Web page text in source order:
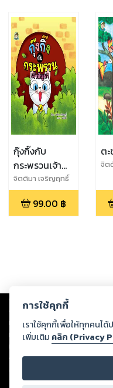
กุ๊งกิ๊งกับ
กระพรวนเจ้า
ปัญหา
จิตติมา เจริญฤทธิ์
99.00 ฿
ต
จิต
Copyright © 2026
ต่อผลงานหรือเนื้อหาใดที่อัปโหลด
ทรัพย์สินทางปัญญาของบุคคลอื่น
ทุกท่านโปรดใช้วิจารณญาณในกา
หนึ่งส่วนใดขัดต่อกฎหมายและศีล
ดำเนินการในทันที ทั้งนี้ ทางสต
ลิขสิทธิ์ พ.ศ. 2537 (ฉบับล่าสุด)
การใช้คุกกี้
เราใช้คุกกี้เพื่อให้ทุกคนไ
เพิ่มเติม คลิก (Privacy